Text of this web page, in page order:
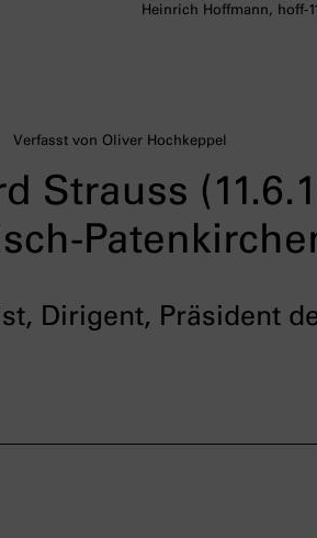
Strauss
Verfasst von Oliver Hochkeppel
Dirigent, Präsident
Heinrich Hoffmann, hoff-